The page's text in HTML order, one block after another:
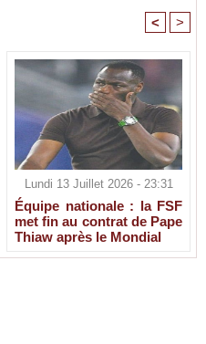
< >
Lundi 13 Juillet 2026 - 23:31
Équipe nationale : la FSF
met fin au contrat de Pape
Thiaw après le Mondial